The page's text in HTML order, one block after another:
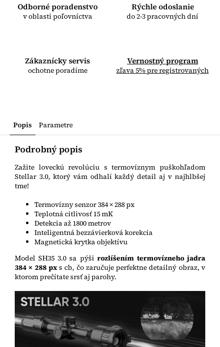
Odborné poradenstvo
v oblasti poľovníctva
Rýchle odoslanie
do 2-3 pracovných dní
Zákaznícky servis
ochotne poradíme
Vernostný program
zľava 5% pre registrovaných
Popis Parametre
Podrobný popis
Zažite loveckú revolúciu s termovíznym puškohľadom
Stellar 3.0, ktorý vám odhalí každý detail aj v najhlbšej
tme!
Termovízny senzor 384 × 288 px
Teplotná citlivosť 15 mK
Detekcia až 1800 metrov
Inteligentná bezzávierková korekcia
Magnetická krytka objektívu
Model SH35 3.0 sa pýši rozlíšením termovízneho jadra
384 × 288 pxs cb, čo zaručuje perfektne detailný obraz, v
ktorom prečítate srsť aj parohy.